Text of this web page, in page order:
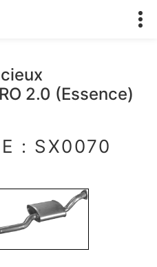
2.0 (Essence)
: SX0070